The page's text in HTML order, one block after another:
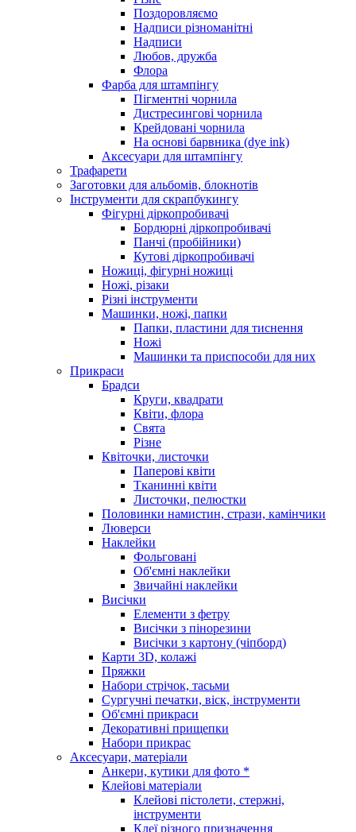
Поздоровляємо
Надписи різноманітні
Надписи
Любов, дружба
Флора
Фарба для штампінгу
Пігментні чорнила
Дистресингові чорнила
Крейдовані чорнила
На основі барвника (dye ink)
Аксесуари для штампінгу
Трафарети
Заготовки для альбомів, блокнотів
Інструменти для скрапбукингу
Фігурні діркопробивачі
Бордюрні діркопробивачі
Панчі (пробійники)
Кутові діркопробивачі
Ножиці, фігурні ножиці
Ножі, різаки
Різні інструменти
Машинки, ножі, папки
Папки, пластини для тиснення
Ножі
Машинки та приспособи для них
Прикраси
Брадси
Круги, квадрати
Квіти, флора
Свята
Різне
Квіточки, листочки
Паперові квіти
Тканинні квіти
Листочки, пелюстки
Половинки намистин, стрази, камінчики
Люверси
Наклейки
Фольговані
Об'ємні наклейки
Звичайні наклейки
Висічки
Елементи з фетру
Висічки з пінорезини
Висічки з картону (чіпборд)
Карти 3D, колажі
Пряжки
Набори стрічок, тасьми
Сургучні печатки, віск, інструменти
Об'ємні прикраси
Декоративні прищепки
Набори прикрас
Аксесуари, матеріали
Анкери, кутики для фото *
Клейові матеріали
Клейові пістолети, стержні,
інструменти
Клеї різного призначення